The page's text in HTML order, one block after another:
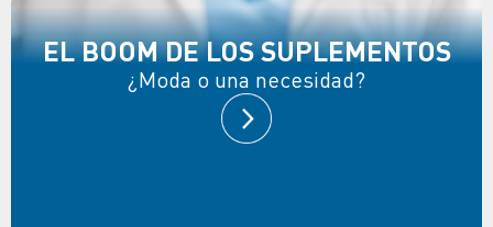
EL BOOM DE LOS SUPLEMENTOS
¿Moda o una necesidad?